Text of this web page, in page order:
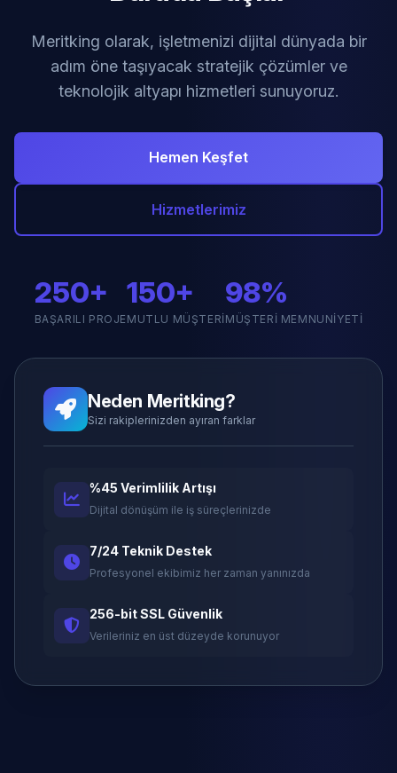
Meritking olarak, işletmenizi dijital dünyada bir
adım öne taşıyacak stratejik çözümler ve
teknolojik altyapı hizmetleri sunuyoruz.
Hemen Keşfet
Hizmetlerimiz
250+
BAŞARILI PROJE
150+
MUTLU MÜŞTERI
98%
MÜŞTERI MEMNUNIYETI
Neden Meritking?
Sizi rakiplerinizden ayıran farklar
%45 Verimlilik Artışı
Dijital dönüşüm ile iş süreçlerinizde
7/24 Teknik Destek
Profesyonel ekibimiz her zaman yanınızda
256-bit SSL Güvenlik
Verileriniz en üst düzeyde korunuyor